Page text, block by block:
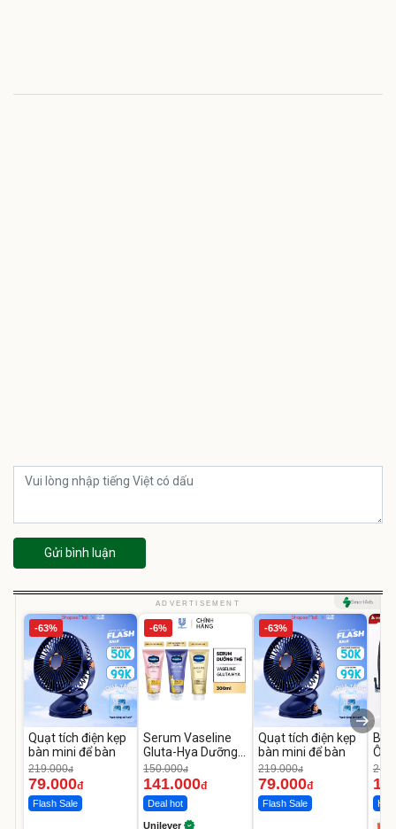
Gửi bình luận
ADVERTISEMENT
-63%
Quạt tích điện kẹp
bàn mini để bàn
219.000đ
79.000đ
Flash Sale
-6%
Serum Vaseline
Gluta-Hya Dưỡng
Da Sáng Mịn Sau 7
Ngày
150.000đ
141.000đ
Deal hot
Unilever
-63%
Quạt tích điện kẹp
bàn mini để bàn
219.000đ
79.000đ
Flash Sale
Ô
Hot